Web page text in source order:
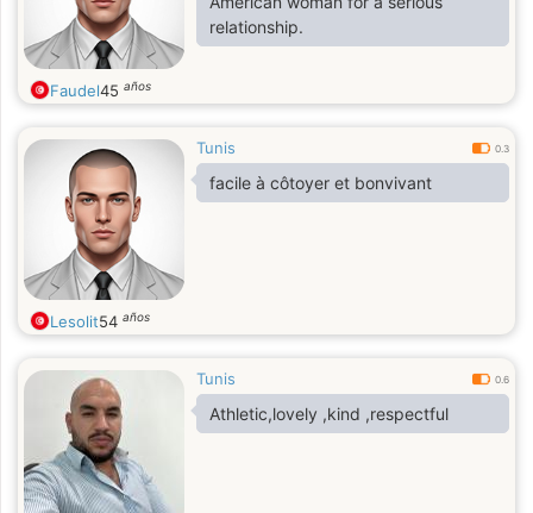
relationship.
Faudel45 años
Tunis 0.3
facile à côtoyer et bonvivant
Lesolit54 años
Tunis 0.6
Athletic,lovely ,kind ,respectful